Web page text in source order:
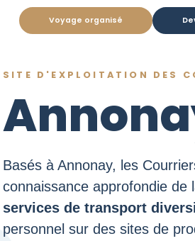
Voyage organisé
SITE D'EXPLOITATION DES
Basés à Annonay, les
connaissance approfondie
services de transport
personnel sur des sites de